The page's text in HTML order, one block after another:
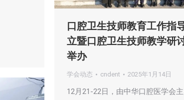
口腔卫生技师教育工作指
立暨口腔卫生技师教学研
举办
学会动态 cndent 2025年1月14日
12月21-22日，由中华口腔医学会